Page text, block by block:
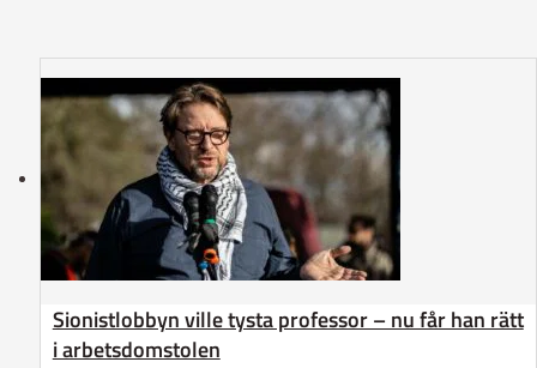
Sionistlobbyn ville tysta professor – nu får han rätt
i arbetsdomstolen